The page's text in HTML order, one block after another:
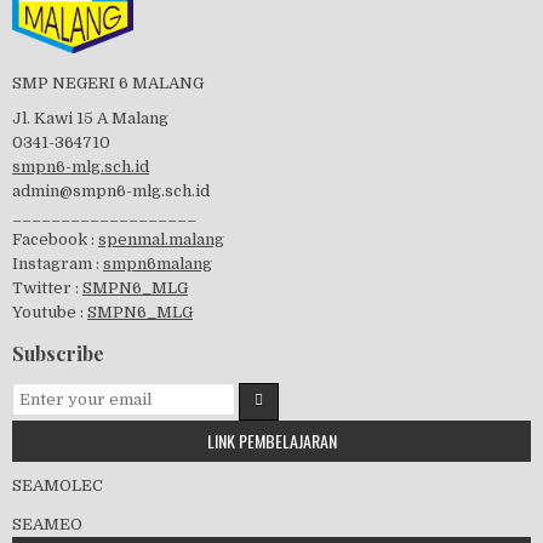
visitasi PPK 2019
GSF 2019
Pembagian Ijazah 2020
SMP NEGERI 6 MALANG
Jl. Kawi 15 A Malang
0341-364710
smpn6-mlg.sch.id
admin@smpn6-mlg.sch.id
Facebook : spenmal.malang
Instagram : smpn6malang
Twitter : SMPN6_MLG
Youtube : SMPN6_MLG
Subscribe
LINK PEMBELAJARAN
SEAMOLEC
SEAMEO